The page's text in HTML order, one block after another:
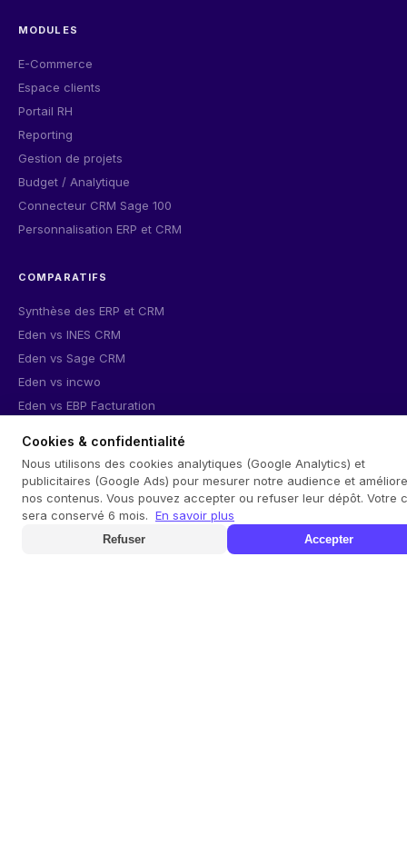
MODULES
E-Commerce
Espace clients
Portail RH
Reporting
Gestion de projets
Budget / Analytique
Connecteur CRM Sage 100
Personnalisation ERP et CRM
COMPARATIFS
Synthèse des ERP et CRM
Eden vs INES CRM
Eden vs Sage CRM
Eden vs incwo
Eden vs EBP Facturation
Cookies & confidentialité
Nous utilisons des cookies analytiques (Google Analytics) et
publicitaires (Google Ads) pour mesurer notre audience et
nos contenus. Vous pouvez accepter ou refuser leur dépôt. Votre
sera conservé 6 mois. En savoir plus
Refuser Accepter